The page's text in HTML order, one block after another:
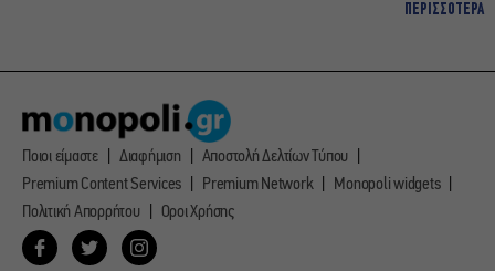
ΠΕΡΙΣΣΟΤΕΡΑ
Ποιοι είμαστε Διαφήμιση
Αποστολή Δελτίων Τύπου
Premium Content Services
Premium Network
Monopoli widgets
Πολιτική Απορρήτου
Οροι Χρήσης